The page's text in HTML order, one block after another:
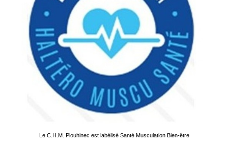
Le C.H.M. Plouhinec est labélisé Santé Musculation Bien-être